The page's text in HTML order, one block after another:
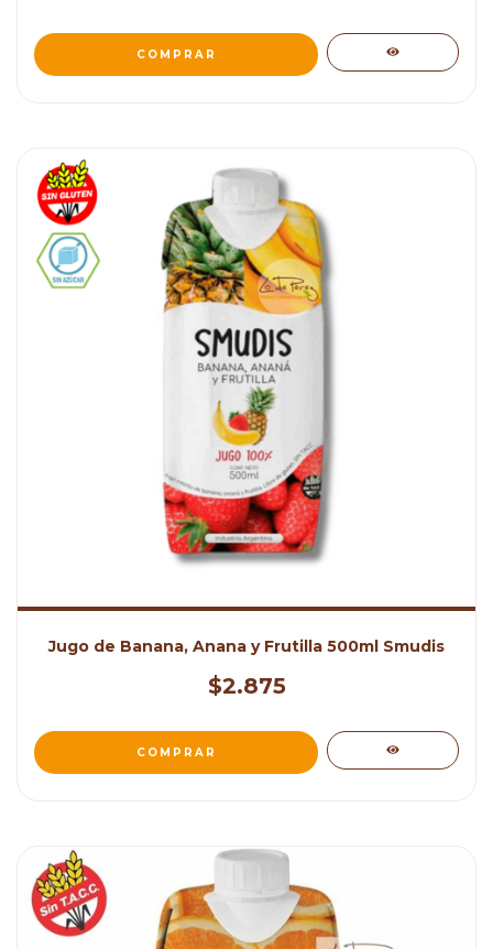
Jugo de Banana, Anana y Frutilla 500ml Smudis
$2.875